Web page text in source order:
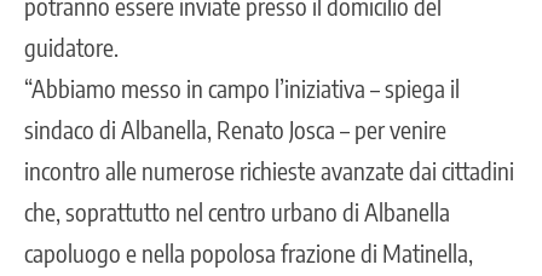
guidatore.
“Abbiamo messo in campo l’iniziativa – spiega il
sindaco di Albanella, Renato Josca – per venire
incontro alle numerose richieste avanzate dai cittadini
che, soprattutto nel centro urbano di Albanella
capoluogo e nella popolosa frazione di Matinella,